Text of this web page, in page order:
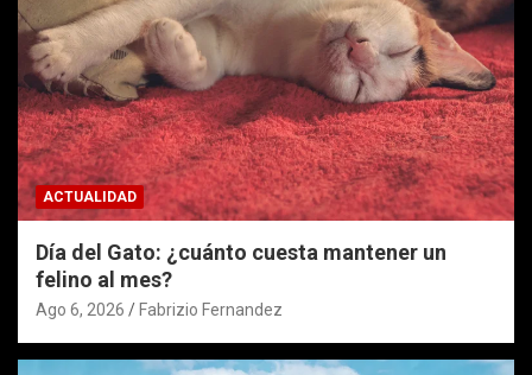
ACTUALIDAD
Día del Gato: ¿cuánto cuesta mantener un
felino al mes?
Ago 6, 2026 Fabrizio Fernandez